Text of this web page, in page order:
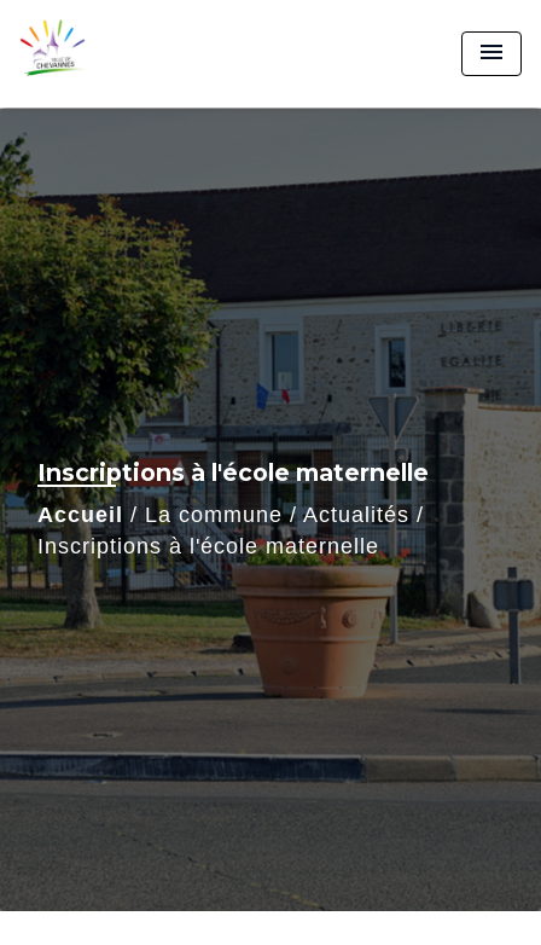
menu
Inscriptions à l'école maternelle
Accueil / La commune/Actualités/
Inscriptions à l'école maternelle